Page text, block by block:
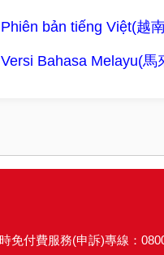
Phiên bản tiếng Việt(越
Versi Bahasa Melayu(馬
免付費服務(申訴)專線：